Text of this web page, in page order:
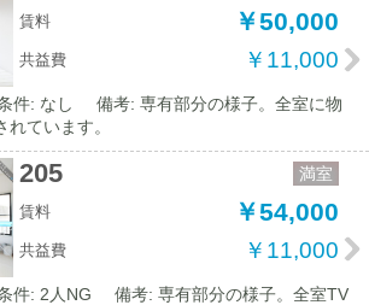
賃料 ￥50,000
共益費 ￥11,000
件: なし
備考: 専有部分の様子。全室に物
ています。
205 満室
賃料 ￥54,000
共益費 ￥11,000
件: 2人NG
備考: 専有部分の様子。全室TV